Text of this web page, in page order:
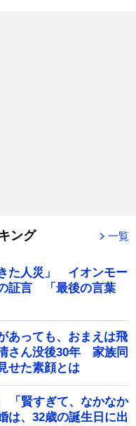
ング 一覧
た人災」 イオンモー
証言 「最後の言葉
あっても、おまえは飛
さん没後30年 家族同
せた素顔とは
「賢すぎて、なかなか
は、32歳の誕生日に出